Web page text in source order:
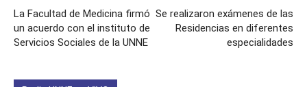
La Facultad de Medicina firmó
un acuerdo con el instituto de
Servicios Sociales de la UNNE
Se realizaron exámenes de las
Residencias en diferentes
especialidades